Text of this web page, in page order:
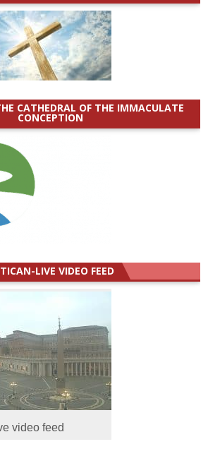
CATHEDRAL OF THE IMMACULATE
CONCEPTION
LIVE VIDEO FEED
video feed